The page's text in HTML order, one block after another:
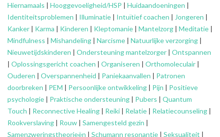
Hiernamaals | Hooggevoeligheid/HSP | Huidaandoeningen |
Identiteitsproblemen | Illuminatie | Intuïtief coachen | Jongeren |
Kanker | Karma | Kinderen | Kleptomanie | Mantelzorg | Meditatie |
Mindfulness | Mishandeling | Narcisme | Natuurlijke verzorging |
Nieuwetijdskinderen | Ondersteuningmantelzorger | Ontspannen
| Oplossingsgericht coachen | Organiseren | Orthomoleculair |
Ouderen | Overspannenheid | Paniekaanvallen | Patronen
doorbreken | PEM | Persoonlijke ontwikkeling | Pijn | Positieve
psychologie | Praktische ondersteuning | Pubers | Quantum
Touch | Reconnective Healing | Reiki | Relatie | Relatiecounseling |
Rookverslaving | Rouw | Samengesteld gezin |
Samenzweringstheorieën | Schumann resonantie | Seksualiteit |